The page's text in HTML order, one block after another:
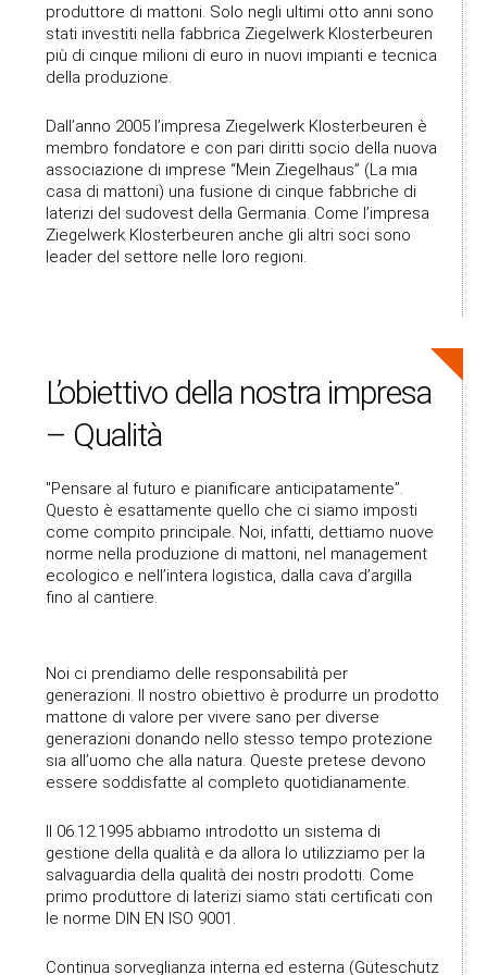
produttore di mattoni. Solo negli ultimi otto anni sono
stati investiti nella fabbrica Ziegelwerk Klosterbeuren
più di cinque milioni di euro in nuovi impianti e tecnica
della produzione.
Dall’anno 2005 l’impresa Ziegelwerk Klosterbeuren è
membro fondatore e con pari diritti socio della nuova
associazione di imprese “Mein Ziegelhaus” (La mia
casa di mattoni) una fusione di cinque fabbriche di
laterizi del sudovest della Germania. Come l’impresa
Ziegelwerk Klosterbeuren anche gli altri soci sono
leader del settore nelle loro regioni.
L’obiettivo della nostra impresa
– Qualità
"Pensare al futuro e pianificare anticipatamente”.
Questo è esattamente quello che ci siamo imposti
come compito principale. Noi, infatti, dettiamo nuove
norme nella produzione di mattoni, nel management
ecologico e nell’intera logistica, dalla cava d’argilla
fino al cantiere.
Noi ci prendiamo delle responsabilità per
generazioni. Il nostro obiettivo è produrre un prodotto
mattone di valore per vivere sano per diverse
generazioni donando nello stesso tempo protezione
sia all’uomo che alla natura. Queste pretese devono
essere soddisfatte al completo quotidianamente.
Il 06.12.1995 abbiamo introdotto un sistema di
gestione della qualità e da allora lo utilizziamo per la
salvaguardia della qualità dei nostri prodotti. Come
primo produttore di laterizi siamo stati certificati con
le norme DIN EN ISO 9001.
Continua sorveglianza interna ed esterna (Güteschutz